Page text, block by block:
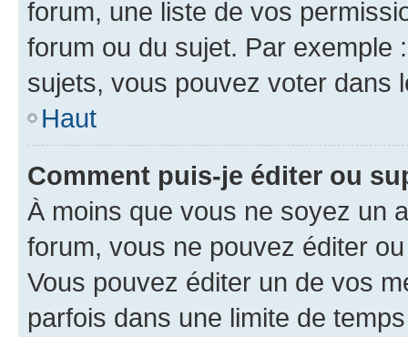
forum, une liste de vos
forum ou du sujet. Par exemple
sujets, vous pouvez voter dans
Haut
Comment puis-je éditer ou
À moins que vous ne soyez un
forum, vous ne pouvez éditer
Vous pouvez éditer un de vos
parfois dans une limite de